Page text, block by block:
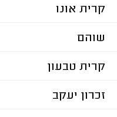
קרית אונו
שוהם
קרית טבעון
זכרון יעקב